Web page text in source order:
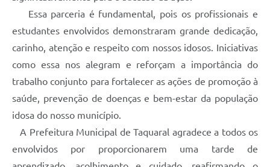
Essa parceria é fundamental, pois os profissionais e
estudantes envolvidos demonstraram grande dedicação,
carinho, atenção e respeito com nossos idosos. Iniciativas
como essa nos alegram e reforçam a importância do
trabalho conjunto para fortalecer as ações de promoção à
saúde, prevenção de doenças e bem-estar da população
idosa do nosso município.
A Prefeitura Municipal de Taquaral agradece a todos os
envolvidos por proporcionarem uma tarde de